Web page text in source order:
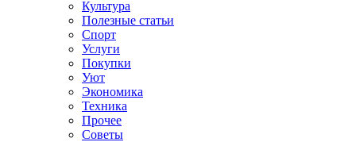
Культура
Полезные статьи
Спорт
Услуги
Покупки
Уют
Экономика
Техника
Прочее
Советы